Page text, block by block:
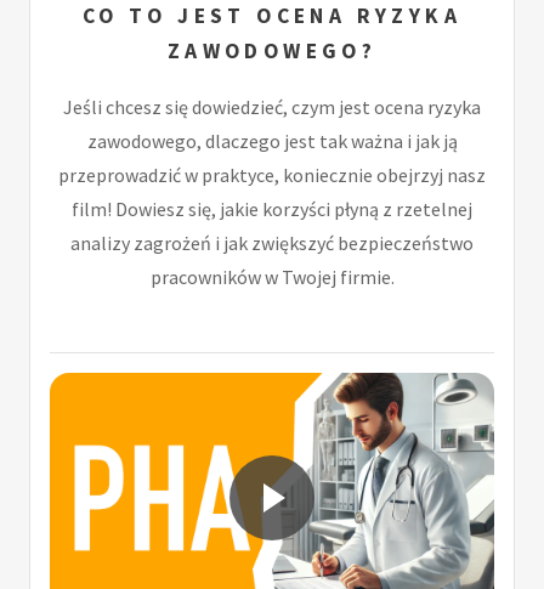
CO TO JEST OCENA RYZYKA
ZAWODOWEGO?
Jeśli chcesz się dowiedzieć, czym jest ocena ryzyka
zawodowego, dlaczego jest tak ważna i jak ją
przeprowadzić w praktyce, koniecznie obejrzyj nasz
film! Dowiesz się, jakie korzyści płyną z rzetelnej
analizy zagrożeń i jak zwiększyć bezpieczeństwo
pracowników w Twojej firmie.